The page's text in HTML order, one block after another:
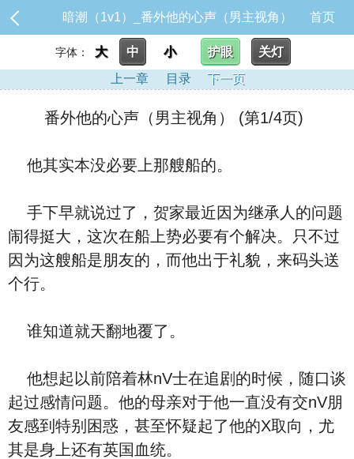
暗潮（1v1）_番外他的心声（男主视角） 首页
字体： 大 中 小 护眼
关灯
上一章
目录 下一页
番外他的心声（男主视角） (第1/4页)
他其实本没必要上那艘船的。
手下早就说过了，贺家最近因为继承人的问题
闹得挺大，这次在船上势必要有个解决。只不过
因为这艘船是朋友的，而他出于礼貌，来码头送
个行。
谁知道就天翻地覆了。
他想起以前陪着林nV士在追剧的时候，随口谈
起过感情问题。他的母亲对于他一直没有交nV朋
友感到特别困惑，甚至怀疑起了他的X取向，尤
其是身上还有英国血统。